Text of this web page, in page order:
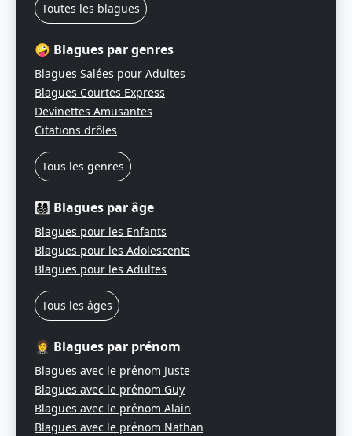
Toutes les blagues
🤪 Blagues par genres
Blagues Salées pour Adultes
Blagues Courtes Express
Devinettes Amusantes
Citations drôles
Tous les genres
👨‍👩‍👧‍👦 Blagues par âge
Blagues pour les Enfants
Blagues pour les Adolescents
Blagues pour les Adultes
Tous les âges
🤵 Blagues par prénom
Blagues avec le prénom Juste
Blagues avec le prénom Guy
Blagues avec le prénom Alain
Blagues avec le prénom Nathan